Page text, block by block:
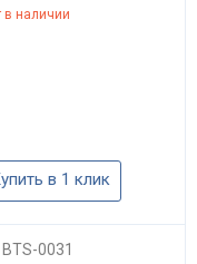
наличии
в 1 клик
0031